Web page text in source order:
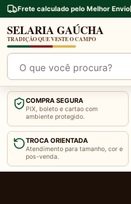
Frete calculado pelo Melhor Envio
SELARIA GAÚCHA
TRADIÇÃO QUE VESTE O CAMPO
Pesquisar produtos
COMPRA SEGURA
PIX, boleto e cartao com
ambiente protegido.
TROCA ORIENTADA
Atendimento para tamanho, cor e
pos-venda.